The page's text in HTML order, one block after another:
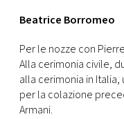
Beatrice Borromeo
Per le nozze con
Alla cerimonia civile,
alla cerimonia in
per la colazione
Armani.